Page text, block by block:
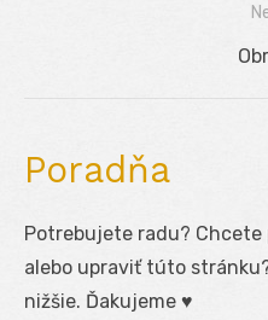
Poradňa
Potrebujete radu?
alebo upraviť túto
nižšie. Ďakujeme ♥